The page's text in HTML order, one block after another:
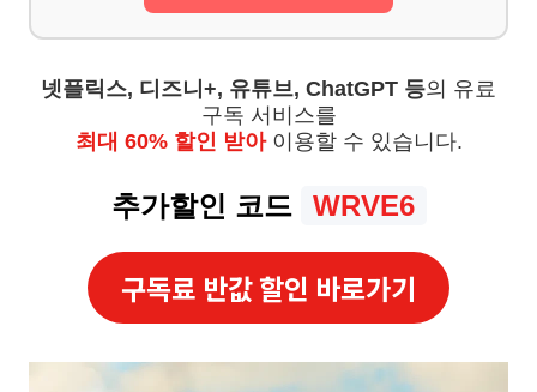
넷플릭스, 디즈니+, 유튜브, ChatGPT 등의 유료
구독 서비스를
최대 60% 할인 받아이용할 수 있습니다.
추가할인 코드 WRVE6
구독료 반값 할인 바로가기